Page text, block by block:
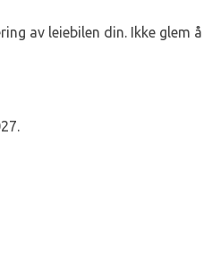
av leiebilen din. Ikke glem å